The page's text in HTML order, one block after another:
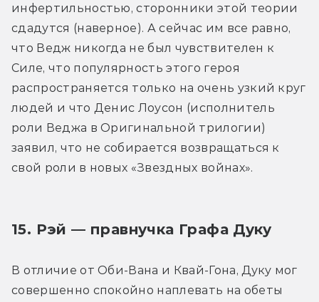
инфертильностью, сторонники этой теории
сдадутся (наверное). А сейчас им все равно,
что Ведж никогда не был чувствителен к
Силе, что популярность этого героя
распространяется только на очень узкий круг
людей и что Денис Лоусон (исполнитель
роли Веджа в Оригинальной трилогии)
заявил, что не собирается возвращаться к
свой роли в новых «Звездных войнах».
15. Рэй — правнучка Графа Дуку
В отличие от Оби-Вана и Квай-Гона, Дуку мог
совершенно спокойно наплевать на обеты